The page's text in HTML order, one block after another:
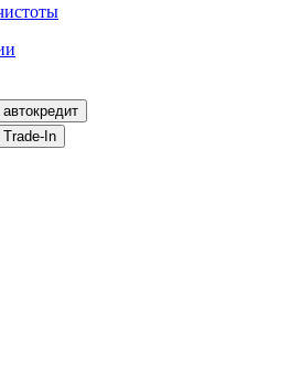
на автокредит
на Trade-In